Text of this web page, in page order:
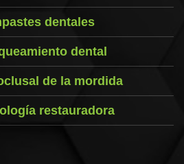
dentales
dental
de la mordida
restauradora